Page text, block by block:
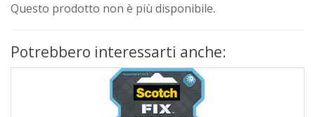
Questo prodotto non è più disponibile.
Potrebbero interessarti anche: